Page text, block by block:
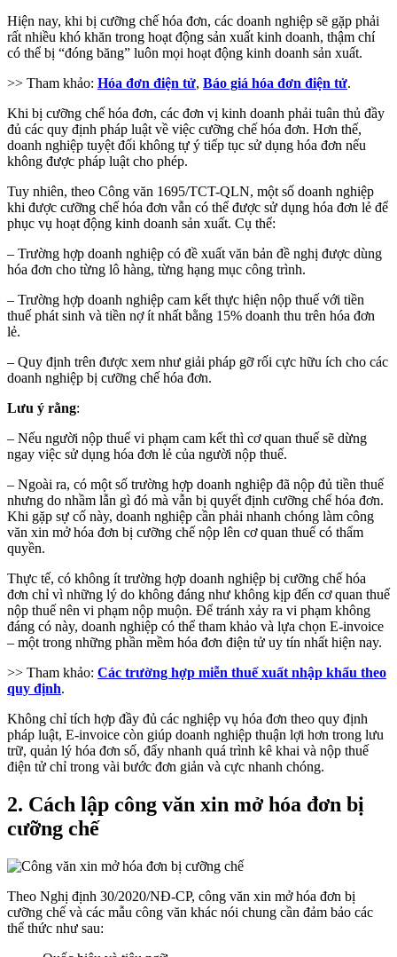
Hiện nay, khi bị cưỡng chế hóa đơn, các doanh nghiệp sẽ gặp phải
rất nhiều khó khăn trong hoạt động sản xuất kinh doanh, thậm chí
có thể bị “đóng băng” luôn mọi hoạt động kinh doanh sản xuất.
>> Tham khảo: Hóa đơn điện tử, Báo giá hóa đơn điện tử.
Khi bị cưỡng chế hóa đơn, các đơn vị kinh doanh phải tuân thủ đầy
đủ các quy định pháp luật về việc cưỡng chế hóa đơn. Hơn thế,
doanh nghiệp tuyệt đối không tự ý tiếp tục sử dụng hóa đơn nếu
không được pháp luật cho phép.
Tuy nhiên, theo Công văn 1695/TCT-QLN, một số doanh nghiệp
khi được cưỡng chế hóa đơn vẫn có thể được sử dụng hóa đơn lẻ để
phục vụ hoạt động kinh doanh sản xuất. Cụ thể:
– Trường hợp doanh nghiệp có đề xuất văn bản đề nghị được dùng
hóa đơn cho từng lô hàng, từng hạng mục công trình.
– Trường hợp doanh nghiệp cam kết thực hiện nộp thuế với tiền
thuế phát sinh và tiền nợ ít nhất bằng 15% doanh thu trên hóa đơn
lẻ.
– Quy định trên được xem như giải pháp gỡ rối cực hữu ích cho các
doanh nghiệp bị cưỡng chế hóa đơn.
Lưu ý rằng:
– Nếu người nộp thuế vi phạm cam kết thì cơ quan thuế sẽ dừng
ngay việc sử dụng hóa đơn lẻ của người nộp thuế.
– Ngoài ra, có một số trường hợp doanh nghiệp đã nộp đủ tiền thuế
nhưng do nhầm lẫn gì đó mà vẫn bị quyết định cưỡng chế hóa đơn.
Khi gặp sự cố này, doanh nghiệp cần phải nhanh chóng làm công
văn xin mở hóa đơn bị cưỡng chế nộp lên cơ quan thuế có thẩm
quyền.
Thực tế, có không ít trường hợp doanh nghiệp bị cưỡng chế hóa
đơn chỉ vì những lý do không đáng như không kịp đến cơ quan thuế
nộp thuế nên vi phạm nộp muộn. Để tránh xảy ra vi phạm không
đáng có này, doanh nghiệp có thể tham khảo và lựa chọn E-invoice
– một trong những phần mềm hóa đơn điện tử uy tín nhất hiện nay.
>> Tham khảo: Các trường hợp miễn thuế xuất nhập khẩu theo
quy định.
Không chỉ tích hợp đầy đủ các nghiệp vụ hóa đơn theo quy định
pháp luật, E-invoice còn giúp doanh nghiệp thuận lợi hơn trong lưu
trữ, quản lý hóa đơn số, đẩy nhanh quá trình kê khai và nộp thuế
điện tử chỉ trong vài bước đơn giản và cực nhanh chóng.
2. Cách lập công văn xin mở hóa đơn bị
cưỡng chế
Theo Nghị định 30/2020/NĐ-CP, công văn xin mở hóa đơn bị
cưỡng chế và các mẫu công văn khác nói chung cần đảm bảo các
thể thức như sau: